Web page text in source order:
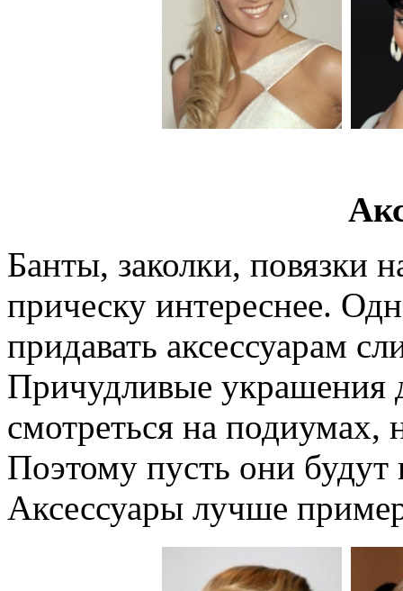
Банты, заколки, повязки
прическу интереснее.
придавать аксессуарам
Причудливые украшения
смотреться на подиумах,
Поэтому пусть они
Аксессуары лучше